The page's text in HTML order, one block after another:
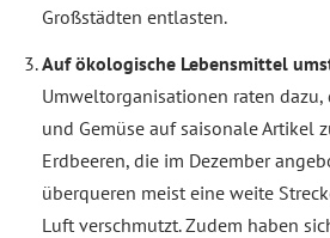
Großstädten entlasten.
Auf ökologische Lebensmittel
Umweltorganisationen raten
und Gemüse auf saisonale Artikel
Erdbeeren, die im Dezember
überqueren meist eine weite
Luft verschmutzt. Zudem haben